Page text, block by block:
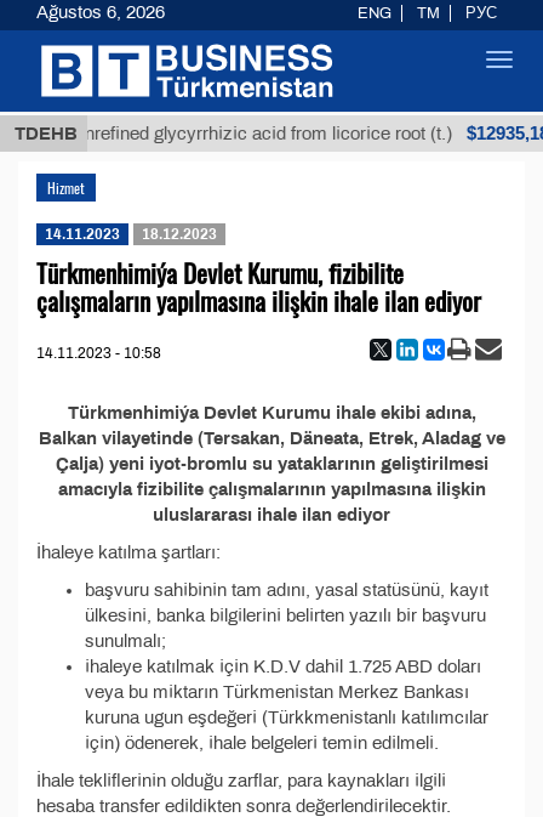
TDEHBUnrefined glycyrrhizic acid from licorice root (t.) $12935,18
Hizmet
14.11.2023 18.12.2023
Türkmenhimiýa Devlet Kurumu, fizibilite
çalışmaların yapılmasına ilişkin ihale ilan ediyor
14.11.2023 - 10:58
Türkmenhimiýa Devlet Kurumu ihale ekibi adına,
Balkan vilayetinde (Tersakan, Däneata, Etrek, Aladag ve
Çalja) yeni iyot-bromlu su yataklarının geliştirilmesi
amacıyla fizibilite çalışmalarının yapılmasına ilişkin
uluslararası ihale ilan ediyor
İhaleye katılma şartları:
başvuru sahibinin tam adını, yasal statüsünü, kayıt
ülkesini, banka bilgilerini belirten yazılı bir başvuru
sunulmalı;
ihaleye katılmak için K.D.V dahil 1.725 ABD doları
veya bu miktarın Türkmenistan Merkez Bankası
kuruna ugun eşdeğeri (Türkkmenistanlı katılımcılar
için) ödenerek, ihale belgeleri temin edilmeli.
İhale tekliflerinin olduğu zarflar, para kaynakları ilgili
hesaba transfer edildikten sonra değerlendirilecektir.
Ağustos 6, 2026 ENG TM РУС